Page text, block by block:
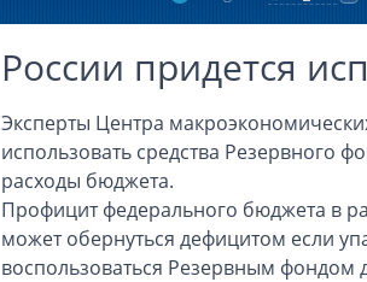
России придется
Эксперты Центра
использовать средства Резервного
расходы бюджета.
Профицит федерального бюджета в
может обернуться дефицитом если
воспользоваться Резервным фондом